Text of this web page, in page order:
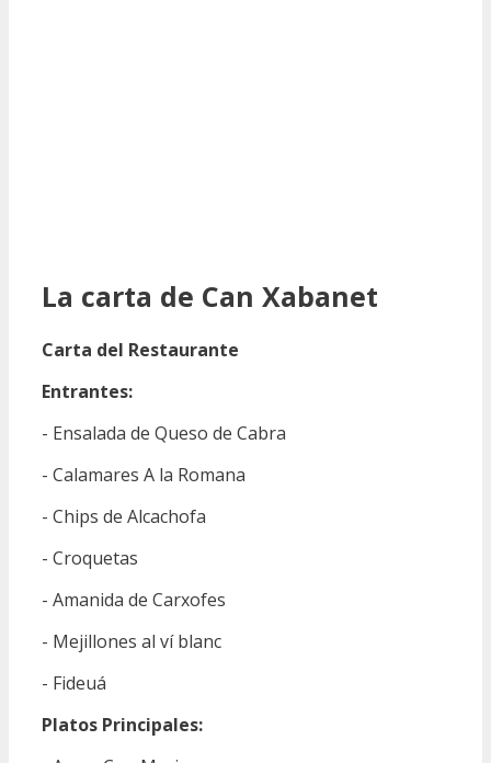
La carta de Can Xabanet
Carta del Restaurante
Entrantes:
- Ensalada de Queso de Cabra
- Calamares A la Romana
- Chips de Alcachofa
- Croquetas
- Amanida de Carxofes
- Mejillones al ví blanc
- Fideuá
Platos Principales: